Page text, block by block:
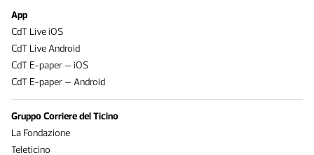
App
CdT Live iOS
CdT Live Android
CdT E-paper – iOS
CdT E-paper – Android
Gruppo Corriere del Ticino
La Fondazione
Teleticino